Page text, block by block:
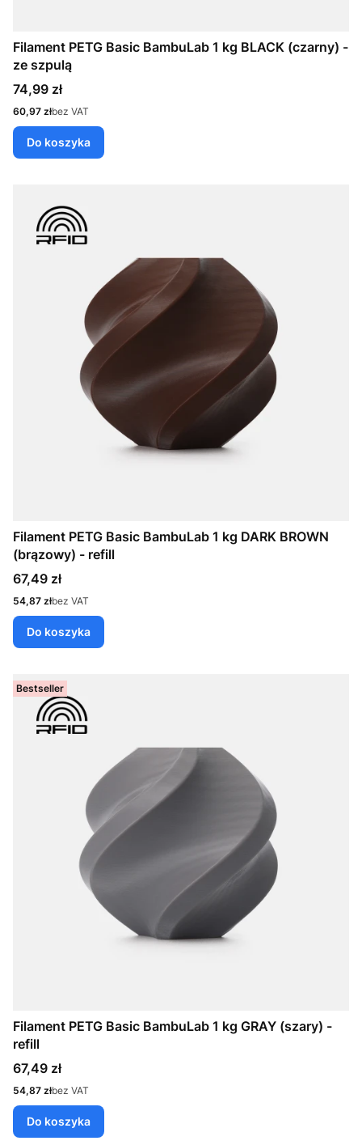
Filament PETG Basic BambuLab 1 kg BLACK (czarny) -
ze szpulą
Cena
74,99 zł
Cena
60,97 złbez VAT
Do koszyka
Filament PETG Basic BambuLab 1 kg DARK BROWN
(brązowy) - refill
Cena
67,49 zł
Cena
54,87 złbez VAT
Do koszyka
Bestseller
Filament PETG Basic BambuLab 1 kg GRAY (szary) -
refill
Cena
67,49 zł
Cena
54,87 złbez VAT
Do koszyka